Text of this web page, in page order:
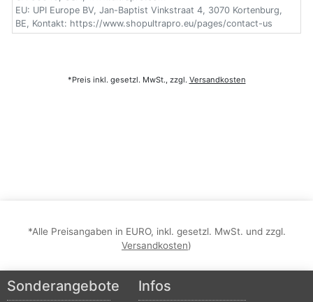
EU: UPI Europe BV, Jan-Baptist Vinkstraat 4, 3070 Kortenburg,
BE, Kontakt: https://www.shopultrapro.eu/pages/contact-us
*Preis inkl. gesetzl. MwSt., zzgl. Versandkosten
*Alle Preisangaben in EURO, inkl. gesetzl. MwSt. und zzgl.
Versandkosten)
Sonderangebote Infos